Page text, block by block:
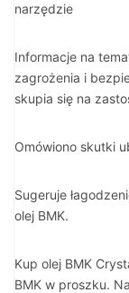
narzędzie
Informacje na
zagrożenia i
skupia się na
Omówiono skutki
Sugeruje
olej BMK.
Kup olej BMK
BMK w proszku.